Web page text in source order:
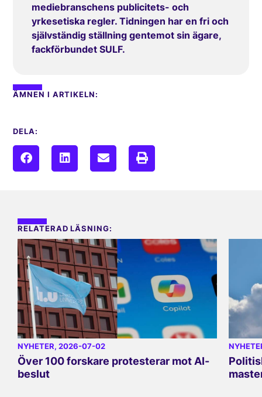
mediebranschens publicitets- och
yrkesetiska regler. Tidningen har en fri och
självständig ställning gentemot sin ägare,
fackförbundet SULF.
ÄMNEN I ARTIKELN:
DELA:
RELATERAD LÄSNING:
NYHETER, 2026-07-02
Över 100 forskare protesterar mot AI-
beslut